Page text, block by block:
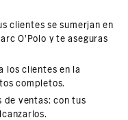
clientes se sumerjan en
O'Polo y te aseguras
los clientes en la
completos.
de ventas: con tus